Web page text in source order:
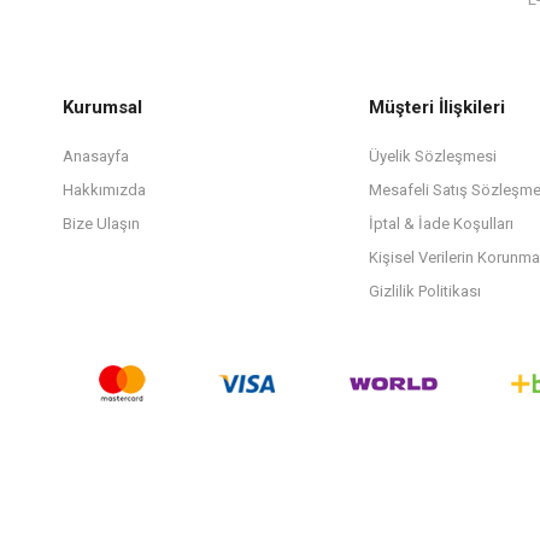
Kurumsal
Anasayfa
Hakkımızda
Bize Ulaşın
Müşteri İlişkileri
Üyelik Sözleşmesi
Mesafeli Satış
İptal & İade Koşulları
Kişisel Verilerin
Gizlilik Politikası